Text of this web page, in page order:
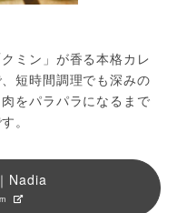
ミン」が香る本格カレ
短時間調理でも深みの
をパラパラになるまで
。
Nadia